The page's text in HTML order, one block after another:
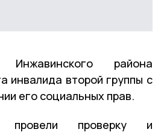
района
инвалида второй группы с
его социальных прав.
провели проверку и